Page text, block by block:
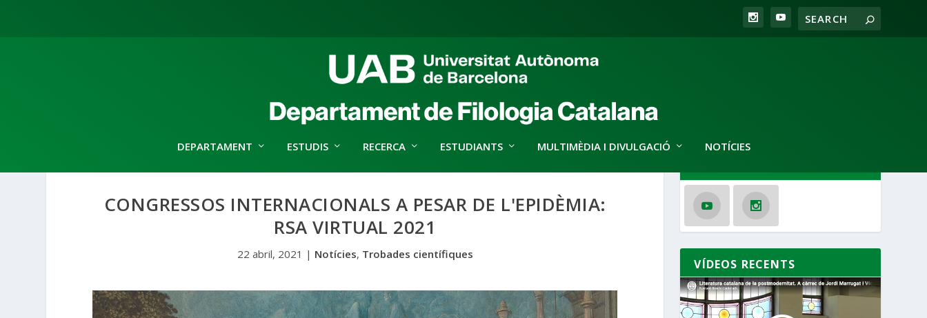
DEPARTAMENT ESTUDIS RECERCA ESTUDIANTS MULTIMÈDIA I DIVULGACIÓ NOTÍCIES
CONGRESSOS INTERNACIONALS A PESAR DE L'EPIDÈMIA:
RSA VIRTUAL 2021
22 abril, 2021 | Notícies, Trobades científiques
VÍDEOS RECENTS